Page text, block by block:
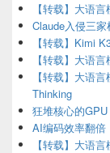
【转载】大语
Claude入侵三
【转载】Kimi
【转载】大语
【转载】大语
Thinking
狂堆核心的
AI编码效率翻倍
【转载】大语